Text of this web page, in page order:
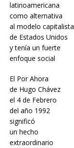
latinoamericana
como alternativa
al modelo capitalista
de Estados Unidos
y tenía un fuerte
enfoque social
El Por Ahora
de Hugo Chávez
el 4 de Febrero
del año 1992
significó
un hecho
extraordinario